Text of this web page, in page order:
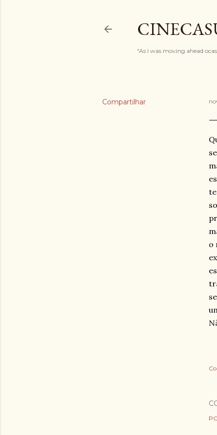
"As I was moving ahead
Compartilhar
o